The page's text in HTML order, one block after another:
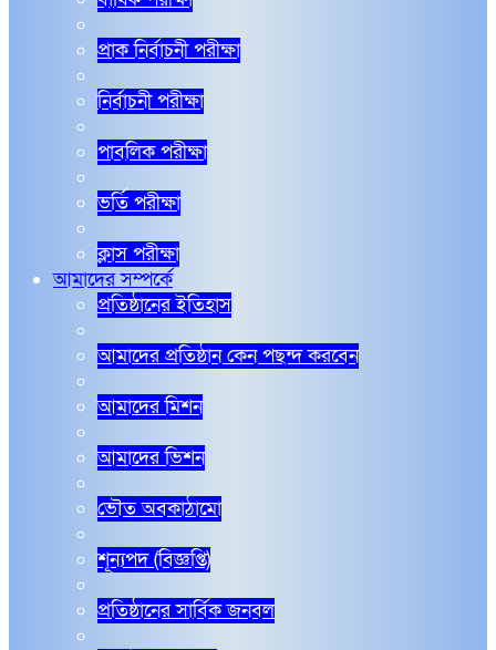
প্রাক নির্বাচনী পরীক্ষা
নির্বাচনী পরীক্ষা
পাবলিক পরীক্ষা
ভর্তি পরীক্ষা
ক্লাস পরীক্ষা
আমাদের সম্পর্কে
প্রতিষ্ঠানের ইতিহাস
আমাদের প্রতিষ্ঠান কেন পছন্দ করবেন
আমাদের মিশন
আমাদের ভিশন
ভৌত অবকাঠামো
শূন্যপদ (বিজ্ঞপ্তি)
প্রতিষ্ঠানের সার্বিক জনবল